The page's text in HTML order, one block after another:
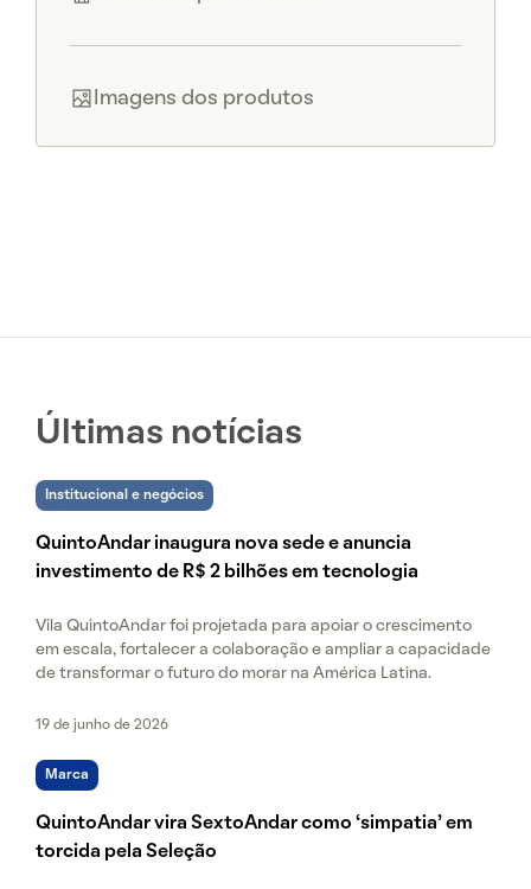
Imagens dos produtos
Últimas notícias
Institucional e negócios
QuintoAndar inaugura nova sede e anuncia
investimento de R$ 2 bilhões em tecnologia
Vila QuintoAndar foi projetada para apoiar o crescimento
em escala, fortalecer a colaboração e ampliar a capacidade
de transformar o futuro do morar na América Latina.
19 de junho de 2026
Marca
QuintoAndar vira SextoAndar como ‘simpatia’ em
torcida pela Seleção